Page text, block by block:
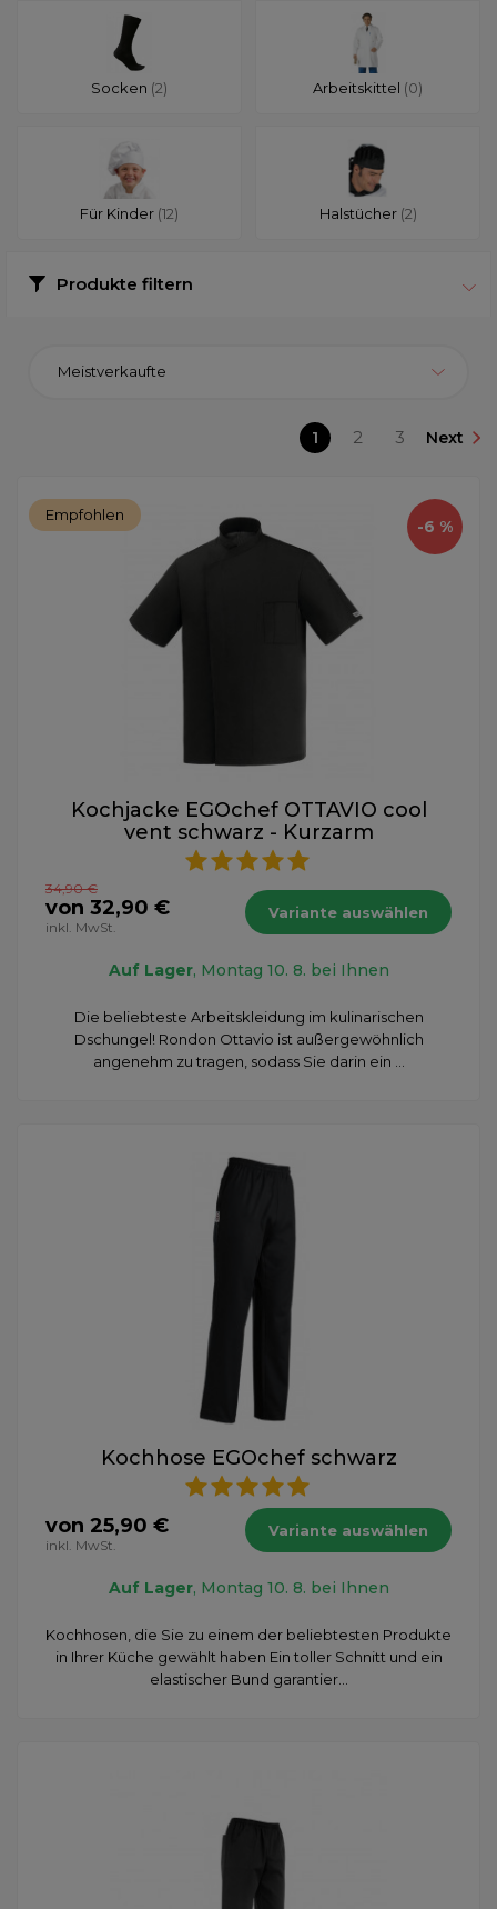
Socken (2) Arbeitskittel (0)
Für Kinder (12) Halstücher (2)
Produkte filtern
Meistverkaufte
1 2 3 Next
-6 %
Empfohlen
Kochjacke EGOchef OTTAVIO cool
vent schwarz - Kurzarm
34,90 €
von 32,90 €
inkl. MwSt.
Variante auswählen
Auf Lager, Montag 10. 8. bei Ihnen
Die beliebteste Arbeitskleidung im kulinarischen
Dschungel! Rondon Ottavio ist außergewöhnlich
angenehm zu tragen, sodass Sie darin ein ...
Kochhose EGOchef schwarz
von 25,90 €
inkl. MwSt.
Variante auswählen
Auf Lager, Montag 10. 8. bei Ihnen
Kochhosen, die Sie zu einem der beliebtesten Produkte
in Ihrer Küche gewählt haben Ein toller Schnitt und ein
elastischer Bund garantier...